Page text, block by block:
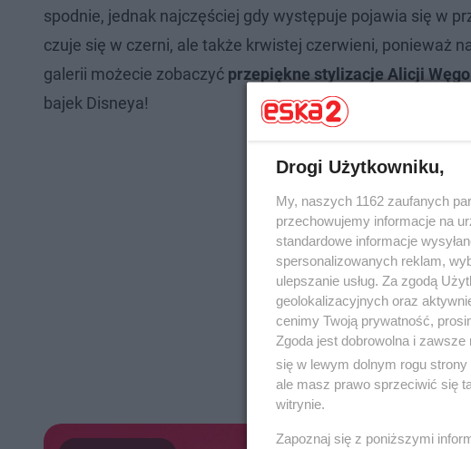
spodnie, jednak najczęściej gdy występuje pojawia się w
czuje się w czerni, ale także krwistej czerwieni, ponieważ
galerii możecie zobaczyć przepiękne stylizacje Alicji
bajek Disneya!
Drogi Użytkowniku,
My, naszych 1162 zaufanych
przechowujemy informacje na
standardowe informacje
spersonalizowanych reklam,
ulepszanie usług. Za zgodą
geolokalizacyjnych oraz
cenimy Twoją prywatność,
Zgoda jest dobrowolna i
się w lewym dolnym rogu strony
ale masz prawo sprzeciwić się
witrynie.
Zapoznaj się z poniższymi